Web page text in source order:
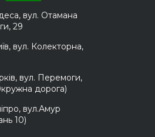
вул. Отамана
29
вул. Колекторна,
вул. Перемоги,
дорога)
вул.Амур
10)